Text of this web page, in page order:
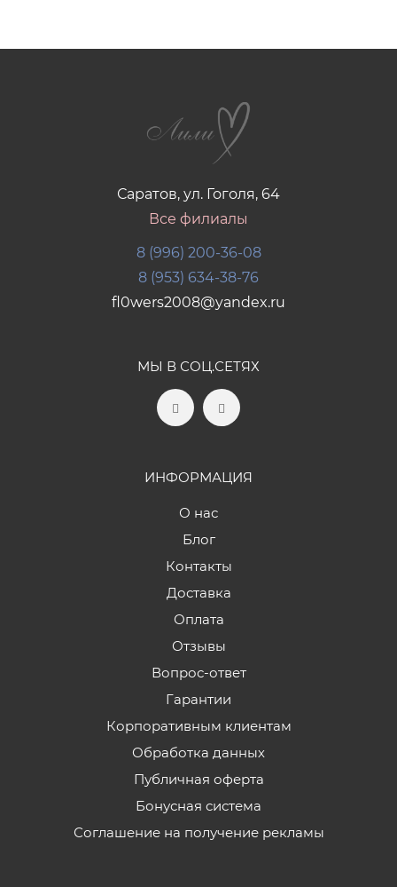
Саратов, ул. Гоголя, 64
Все филиалы
8 (996) 200-36-08
8 (953) 634-38-76
fl0wers2008@yandex.ru
МЫ В СОЦ.СЕТЯХ
ИНФОРМАЦИЯ
О нас
Блог
Контакты
Доставка
Оплата
Отзывы
Вопрос-ответ
Гарантии
Корпоративным клиентам
Обработка данных
Публичная оферта
Бонусная система
Соглашение на получение рекламы